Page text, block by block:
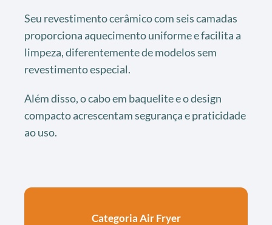
Seu revestimento cerâmico com seis camadas
proporciona aquecimento uniforme e facilita a
limpeza, diferentemente de modelos sem
revestimento especial.
Além disso, o cabo em baquelite e o design
compacto acrescentam segurança e praticidade
ao uso.
Categoria Air Fryer